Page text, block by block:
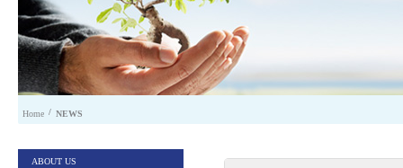
Home / NEWS
ABOUT US